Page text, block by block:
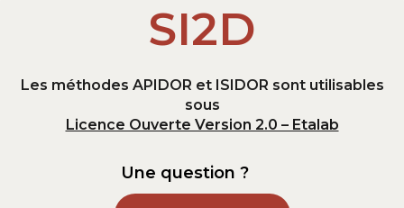
SI2D
Les méthodes APIDOR et ISIDOR sont utilisables
sous
Licence Ouverte Version 2.0 – Etalab
Une question ?